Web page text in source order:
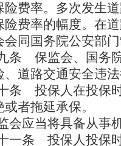
险费率。多次发生
险费率的幅度。在
会同国务院公安部门
条 保监会、国务
、道路交通安全违
条 投保人在投保
者拖延承保。
会应当将具备从事
一条 投保人投保